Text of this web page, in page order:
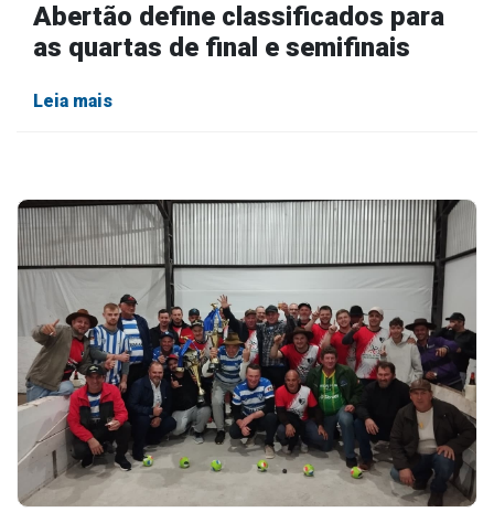
Abertão define classificados para
as quartas de final e semifinais
Leia mais